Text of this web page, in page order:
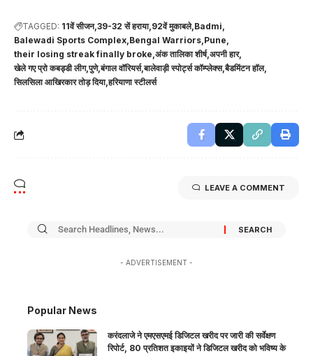
TAGGED: 11वें सीजन 39-32 सें हराया 92वें मुकाबले Badmi
Balewadi Sports Complex Bengal Warriors Pune
their losing streak finally broke अंक तालिका शीर्ष अपनी हार
खेले गए प्रो कबड्डी लीग पुणे बंगाल वॉरियर्स बालेवाड़ी स्पोर्ट्स कॉम्प्लेक्स बैडमिंटन हॉल
सिलसिला आखिरकार तोड़ दिया हरियाणा स्टीलर्स
LEAVE A COMMENT
- ADVERTISEMENT -
Popular News
करंदलाजे ने एमएसएमई डिजिटल खरीद पर जारी की सर्वेक्षण
रिपोर्ट, 80 प्रतिशत इकाइयों ने डिजिटल खरीद को भविष्य के